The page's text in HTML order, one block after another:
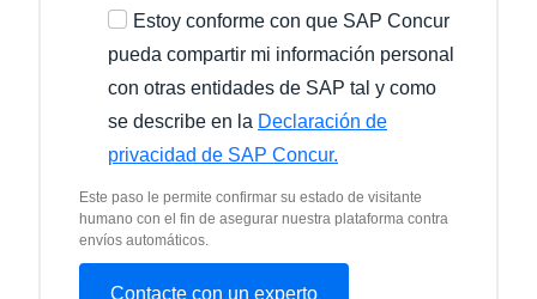
Estoy conforme con que SAP Concur
pueda compartir mi información personal
con otras entidades de SAP tal y como
se describe en la Declaración de
privacidad de SAP Concur.
Este paso le permite confirmar su estado de visitante
humano con el fin de asegurar nuestra plataforma contra
envíos automáticos.